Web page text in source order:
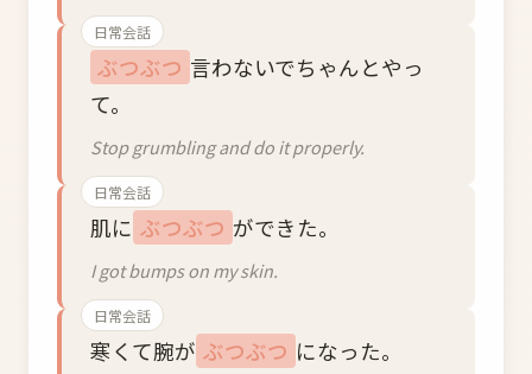
日常会話
ぶつぶつ 言わないでちゃんとやっ
て。
Stop grumbling and do it properly.
日常会話
肌に ぶつぶつ ができた。
I got bumps on my skin.
日常会話
寒くて腕が ぶつぶつ になった。